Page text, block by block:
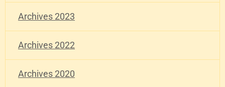
Archives 2023
Archives 2022
Archives 2020